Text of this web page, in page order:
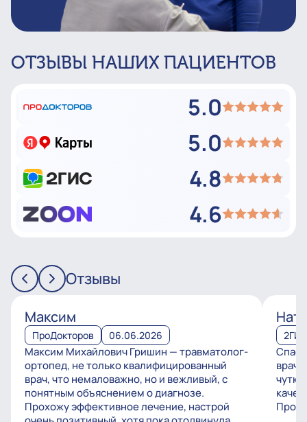
ОТЗЫВЫ НАШИХ ПАЦИЕНТОВ
5.0
5.0
4.8
4.6
Отзывы
Максим
ПроДокторов 06.06.2026
Максим Михайлович Гришин — травматолог-
ортопед, не только квалифицированный
врач, что немаловажно, но и вежливый, с
понятным объяснением о диагнозе.
Прохожу эффективное лечение, настрой